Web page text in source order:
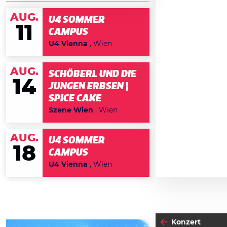
AUG.
11
U4 SOMMER
CAMPUS
U4 Vienna , Wien
AUG.
14
SCHÖBERL UND DIE
JUNGEN ERBSEN |
SPICE CAKE
Szene Wien , Wien
AUG.
18
U4 SOMMER
CAMPUS
U4 Vienna , Wien
Konzert